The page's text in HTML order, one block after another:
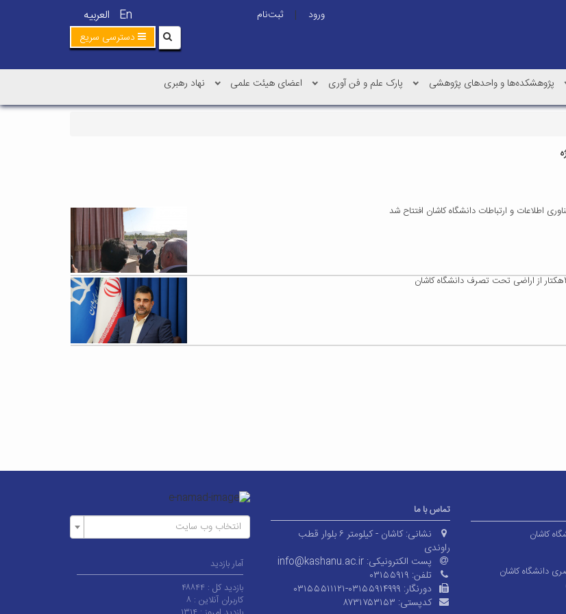
En العربیه ورود |
ثبت‌نام
دسترسی سریع
پژوهشکده‌ها و واحدهای پژوهشی پارک علم و فن آوری اعضای هیئت علمی نهاد رهبری
اطلاعات و ارتباطات دانشگاه کاشان افتتاح شد
کاشان
دانشگاه کاشان
تماس با ما
نشانی:
کاشان - کیلومتر ۶ بلوار قطب
راوندی
پست الکترونیکی: info@kashanu.ac.ir
تلفن: ۰۳۱۵۵۹۱۹
دورنگار: ۰۳۱۵۵۵۱۱۱۲۱-۰۳۱۵۵۹۱۴۹۹۹
کدپستی: ۸۷۳۱۷۵۳۱۵۳
انتخاب وب سایت
آمار بازدید
بازدید کل : ۴۸۸۴۴
کاربران آنلاین : ۸